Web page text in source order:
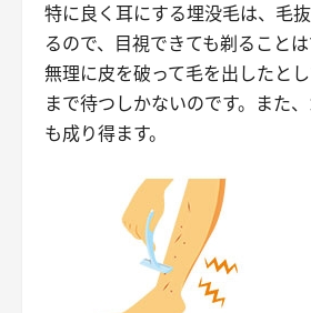
特に良く耳にする埋没毛は、毛
るので、目視できても剃ることは
無理に皮を破って毛を出したと
まで待つしかないのです。また、
も成り得ます。